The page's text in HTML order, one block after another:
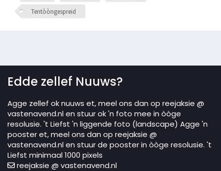
Tentòòngespreid
Edde zellef Nuuws?
Agge zellef ok nuuws et, meel ons dan op reejaksie @
vastenavend.nl en stuur ok 'n foto mee in òòge
resolusie. 't Liefst 'n liggende foto (landscape) Agge 'n
pooster et, meel ons dan op reejaksie @
vastenavend.nl en stuur de pooster in òòge resolusie. 't
Liefst minimaal 1000 pixels
reejaksie @ vastenavend.nl